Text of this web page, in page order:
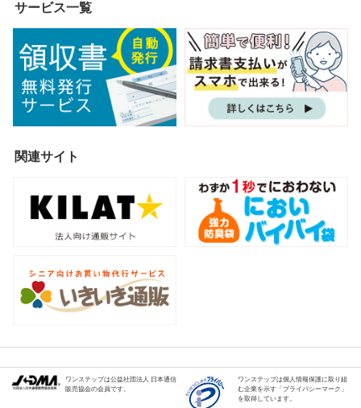
サービス一覧
関連サイト
ワンステップは公益社団法人 日本通信
販売協会の会員です。
ワンステップは個人情報保護に取り組
む企業を示す「プライバシーマーク」
を取得しています。